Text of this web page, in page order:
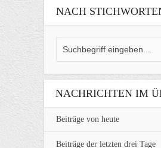
NACH
NACHRICHTEN IM
Beiträge von heute
Beiträge der letzten drei Tage